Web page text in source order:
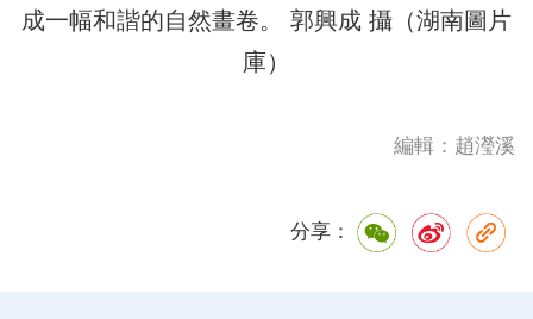
成一幅和諧的自然畫卷。 郭興成 攝（湖南圖片
庫）
編輯：趙瀅溪
分享：